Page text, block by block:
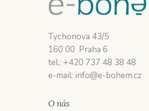
Tychonova 43/5
160 00 Praha 6
tel.: +420 737 48 38 48
e-mail: info@e-bohem.cz
O nás